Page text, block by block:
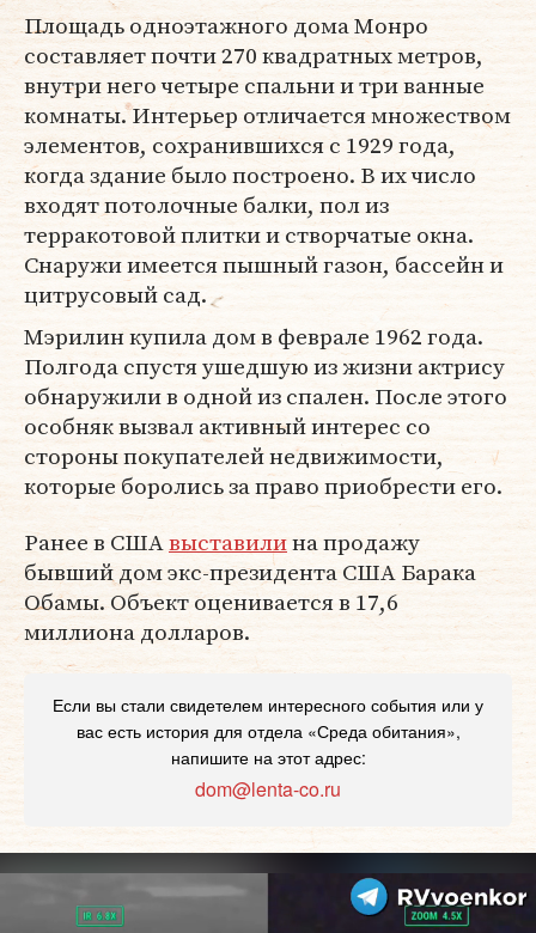
Площадь одноэтажного дома Монро
составляет почти 270 квадратных метров,
внутри него четыре спальни и три ванные
комнаты. Интерьер отличается множеством
элементов, сохранившихся с 1929 года,
когда здание было построено. В их число
входят потолочные балки, пол из
терракотовой плитки и створчатые окна.
Снаружи имеется пышный газон, бассейн и
цитрусовый сад.
Мэрилин купила дом в феврале 1962 года.
Полгода спустя ушедшую из жизни актрису
обнаружили в одной из спален. После этого
особняк вызвал активный интерес со
стороны покупателей недвижимости,
которые боролись за право приобрести его.
Ранее в СШАвыставилина продажу
бывший дом экс-президента США Барака
Обамы. Объект оценивается в 17,6
миллиона долларов.
Если вы стали свидетелем интересного события или у
вас есть история для отдела «Среда обитания»,
напишите на этот адрес:
dom@lenta-co.ru